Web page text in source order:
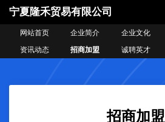
宁夏隆禾贸易有限公司
网站首页 企业简介 企业文化
资讯动态
招商加盟 诚聘英才
招商加盟